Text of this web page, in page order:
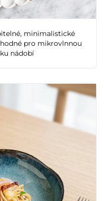
minimalistické
pro mikrovlnnou
nádobí